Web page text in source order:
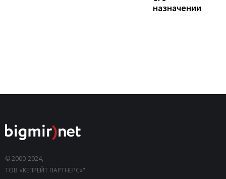
назначении
© 2000-2024,
ТОВ «КЕПРЕЙТ ПАРТНЕРС»".